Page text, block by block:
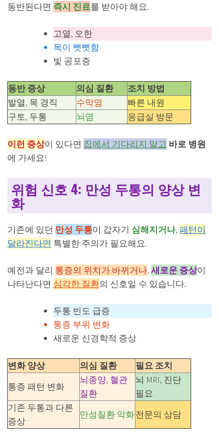
동반된다면 즉시 진료를 받아야 해요.
고열, 오한
목이 뻣뻣함
빛 공포증
동반 증상 의심 질환
조치 방법
발열, 목 경직
수막염
빠른 내원
구토, 두통
뇌염 응급실 방문
이런 증상이 있다면 집에서 기다리지 말고 바로 병원
에 가세요!
위험 신호 4: 만성 두통의 양상 변
화
기존에 있던 만성 두통이 갑자기 심해지거나, 패턴이
달라진다면 특별한 주의가 필요해요.
예전과 달리 통증의 위치가 바뀌거나, 새로운 증상이
나타난다면 심각한 질환의 신호일 수 있습니다.
두통 빈도 급증
통증 부위 변화
새로운 신경학적 증상
변화 양상 의심 질환
필요 조치
통증 패턴 변화
뇌종양, 혈관
질환
뇌 MRI, 진단
필요
기존 두통과 다른
증상
만성질환 악화전문의 상담